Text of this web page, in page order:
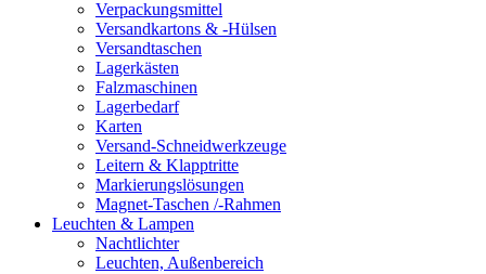
Verpackungsmittel
Versandkartons & -Hülsen
Versandtaschen
Lagerkästen
Falzmaschinen
Lagerbedarf
Karten
Versand-Schneidwerkzeuge
Leitern & Klapptritte
Markierungslösungen
Magnet-Taschen /-Rahmen
Leuchten & Lampen
Nachtlichter
Leuchten, Außenbereich